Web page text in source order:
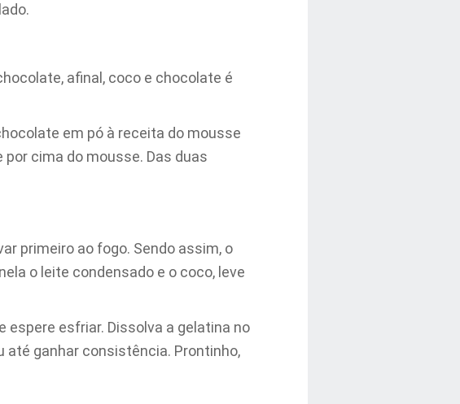
afinal, coco e chocolate é
em pó à receita do mousse
cima do mousse. Das duas
primeiro ao fogo. Sendo assim, o
o leite condensado e o coco, leve
espere esfriar. Dissolva a gelatina no
até ganhar consistência. Prontinho,